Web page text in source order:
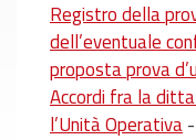
Registro della
dell’eventuale
proposta prova
Accordi fra la
l’Unità Operativa-